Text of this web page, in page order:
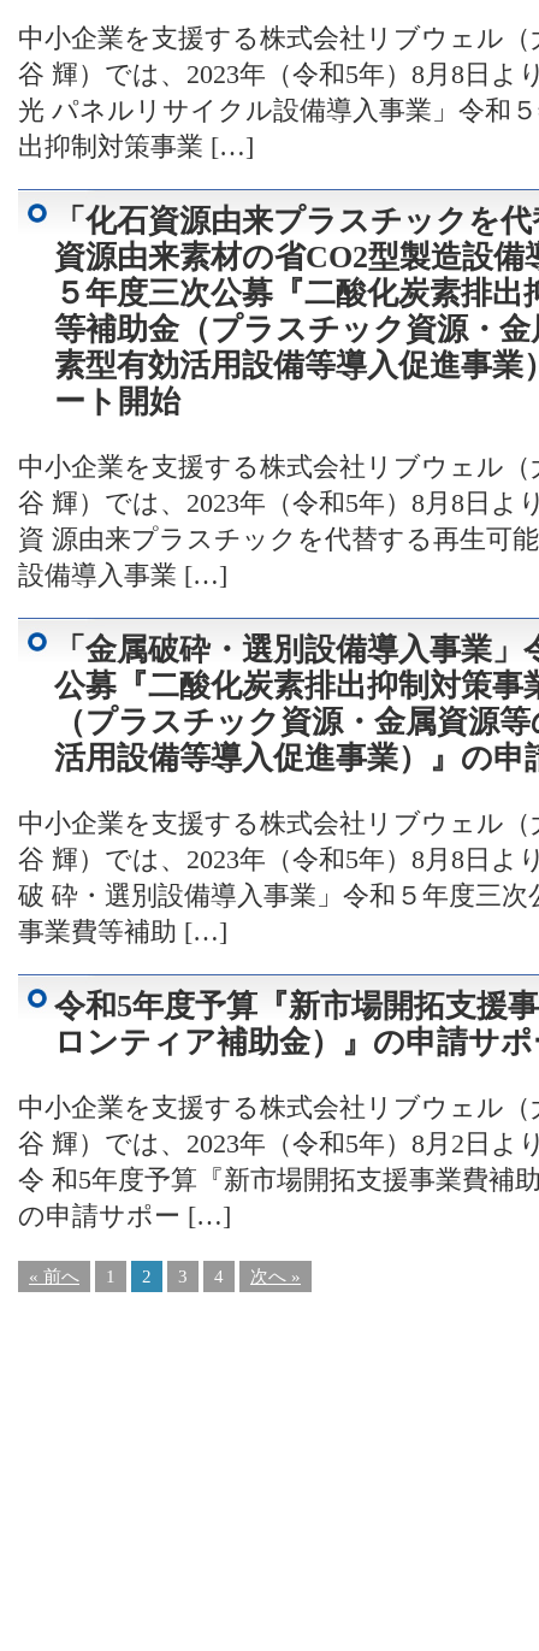
中小企業を支援する株式会社リブウェル
谷 輝）では、2023年（令和5年）8月8日
光 パネルリサイクル設備導入事業」令和
出抑制対策事業 […]
「化石資源由来プラスチックを
資源由来素材の省CO2型製造設備
５年度三次公募『二酸化炭素排出
等補助金（プラスチック資源・
素型有効活用設備等導入促進事業
ート開始
中小企業を支援する株式会社リブウェル
谷 輝）では、2023年（令和5年）8月8日
資 源由来プラスチックを代替する再生可
設備導入事業 […]
「金属破砕・選別設備導入事業
公募『二酸化炭素排出抑制対策事
（プラスチック資源・金属資源
活用設備等導入促進事業）』の申
中小企業を支援する株式会社リブウェル
谷 輝）では、2023年（令和5年）8月8日
破 砕・選別設備導入事業」令和５年度三
事業費等補助 […]
令和5年度予算『新市場開拓支援
ロンティア補助金）』の申請サ
中小企業を支援する株式会社リブウェル
谷 輝）では、2023年（令和5年）8月2日よ
令 和5年度予算『新市場開拓支援事業費補
の申請サポー […]
« 前へ 1 2 3 4 次へ »